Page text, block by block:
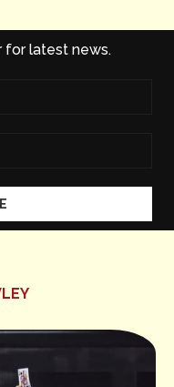
for latest news.